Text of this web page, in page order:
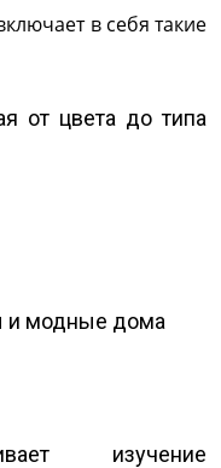
в себя такие
от цвета до типа
и модные дома
изучение